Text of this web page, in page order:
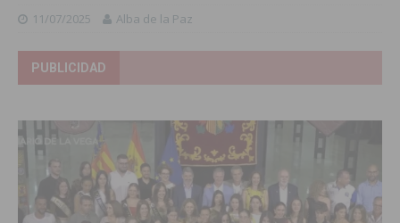
11/07/2025 Alba de la Paz
PUBLICIDAD